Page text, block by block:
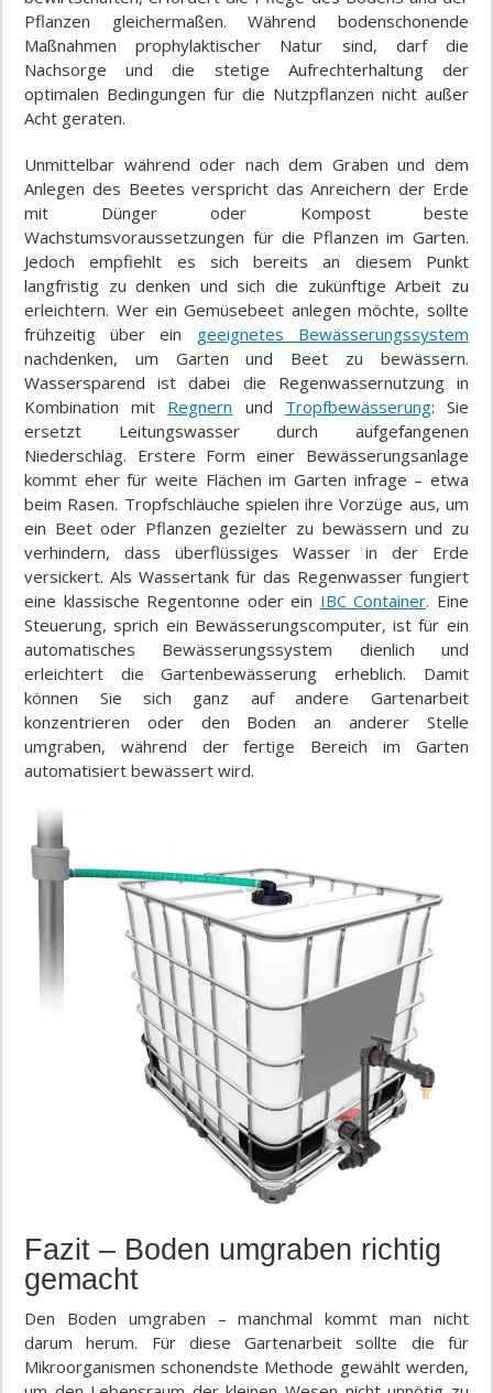
Pflanzen gleichermaßen. Während bodenschonende
Maßnahmen prophylaktischer Natur sind, darf die
Nachsorge und die stetige Aufrechterhaltung der
optimalen Bedingungen für die Nutzpflanzen nicht außer
Acht geraten.
Unmittelbar während oder nach dem Graben und dem
Anlegen des Beetes verspricht das Anreichern der Erde
mit Dünger oder Kompost beste
Wachstumsvoraussetzungen für die Pflanzen im Garten.
Jedoch empfiehlt es sich bereits an diesem Punkt
langfristig zu denken und sich die zukünftige Arbeit zu
erleichtern. Wer ein Gemüsebeet anlegen möchte, sollte
frühzeitig über ein geeignetes Bewässerungssystem
nachdenken, um Garten und Beet zu bewässern.
Wassersparend ist dabei die Regenwassernutzung in
Kombination mit Regnern und Tropfbewässerung: Sie
ersetzt Leitungswasser durch aufgefangenen
Niederschlag. Erstere Form einer Bewässerungsanlage
kommt eher für weite Flächen im Garten infrage – etwa
beim Rasen. Tropfschläuche spielen ihre Vorzüge aus, um
ein Beet oder Pflanzen gezielter zu bewässern und zu
verhindern, dass überflüssiges Wasser in der Erde
versickert. Als Wassertank für das Regenwasser fungiert
eine klassische Regentonne oder ein IBC Container. Eine
Steuerung, sprich ein Bewässerungscomputer, ist für ein
automatisches Bewässerungssystem dienlich und
erleichtert die Gartenbewässerung erheblich. Damit
können Sie sich ganz auf andere Gartenarbeit
konzentrieren oder den Boden an anderer Stelle
umgraben, während der fertige Bereich im Garten
automatisiert bewässert wird.
Fazit – Boden umgraben richtig
gemacht
Den Boden umgraben – manchmal kommt man nicht
darum herum. Für diese Gartenarbeit sollte die für
Mikroorganismen schonendste Methode gewählt werden,